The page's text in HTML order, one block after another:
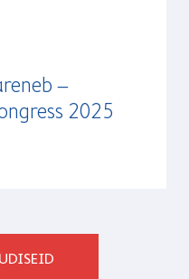
–
2025